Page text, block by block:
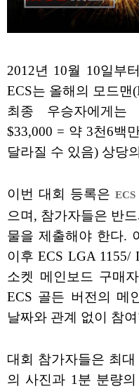
2012년 10월 10일부
ECS는 올해의 모드맨
최종 우승자에게
$33,000 = 약 3천6백
달라질 수 있음) 상당
이번 대회 등록은 ECS
으며, 참가자들은 반
물을 제출해야 한다.
이후 ECS LGA 1155/
소켓 메인보드 구매
ECS 골든 버전의 메
날짜와 관계 없이 참
대회 참가자들은 최
의 사진과 1분 분량